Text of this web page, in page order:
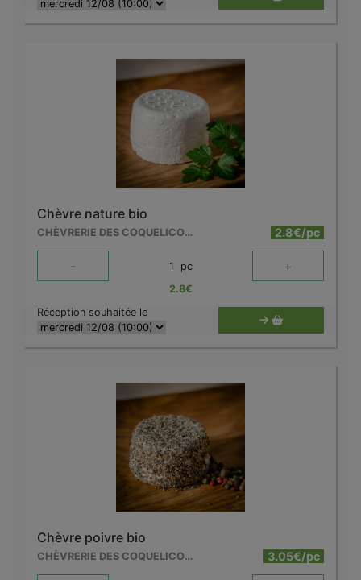
Chèvre nature bio
CHÈVRERIE DES COQUELICOTS 2.8€/pc
- 1 pc +
2.8€
Réception souhaitée le
Chèvre poivre bio
CHÈVRERIE DES COQUELICOTS 3.05€/pc